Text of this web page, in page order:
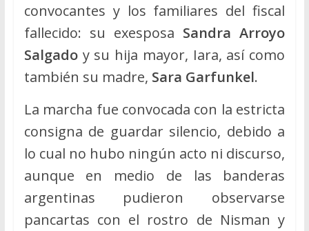
convocantes y los familiares del fiscal
fallecido: su exesposa Sandra Arroyo
Salgado y su hija mayor, Iara, así como
también su madre, Sara Garfunkel.
La marcha fue convocada con la estricta
consigna de guardar silencio, debido a
lo cual no hubo ningún acto ni discurso,
aunque en medio de las banderas
argentinas pudieron observarse
pancartas con el rostro de Nisman y